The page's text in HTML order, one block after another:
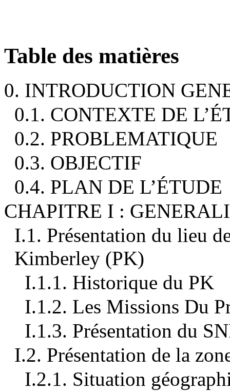
Table des matières
0. INTRODUCTION
0.1. CONTEXTE DE
0.2. PROBLEMATIQUE
0.3. OBJECTIF
0.4. PLAN DE L’ÉTUDE
CHAPITRE I :
I.1. Présentation du lieu
Kimberley (PK)
I.1.1. Historique du PK
I.1.2. Les Missions Du
I.1.3. Présentation du
I.2. Présentation de la
I.2.1. Situation